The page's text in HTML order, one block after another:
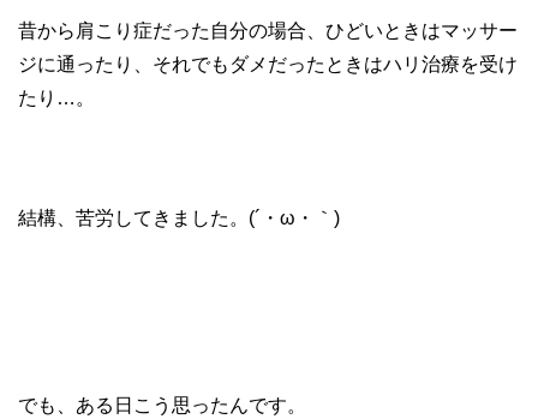
昔から肩こり症だった自分の場合、ひどいときはマッサー
ジに通ったり、それでもダメだったときはハリ治療を受け
たり…。
結構、苦労してきました。(´・ω・｀)
でも、ある日こう思ったんです。